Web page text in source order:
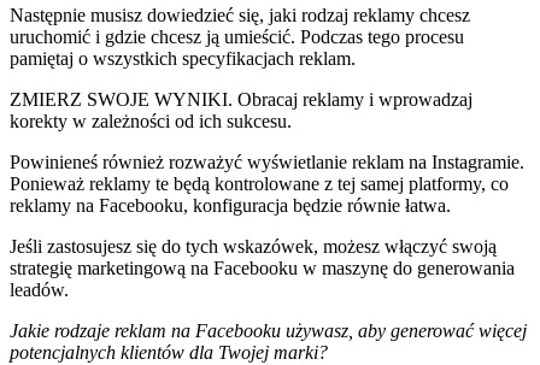
Następnie musisz dowiedzieć się, jaki rodzaj reklamy chcesz
uruchomić i gdzie chcesz ją umieścić. Podczas tego procesu
pamiętaj o wszystkich specyfikacjach reklam.
ZMIERZ SWOJE WYNIKI. Obracaj reklamy i wprowadzaj
korekty w zależności od ich sukcesu.
Powinieneś również rozważyć wyświetlanie reklam na Instagramie.
Ponieważ reklamy te będą kontrolowane z tej samej platformy, co
reklamy na Facebooku, konfiguracja będzie równie łatwa.
Jeśli zastosujesz się do tych wskazówek, możesz włączyć swoją
strategię marketingową na Facebooku w maszynę do generowania
leadów.
Jakie rodzaje reklam na Facebooku używasz, aby generować więcej
potencjalnych klientów dla Twojej marki?